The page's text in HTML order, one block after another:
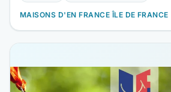
MAISONS D'EN FRANCE ÎLE DE FRANCE